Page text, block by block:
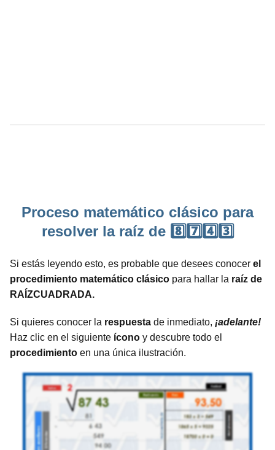
Proceso matemático clásico para
resolver la raíz de 8️⃣7️⃣4️⃣3️⃣
Si estás leyendo esto, es probable que desees conocer el
procedimiento matemático clásico para hallar la raíz de
RAÍZCUADRADA.
Si quieres conocer la respuesta de inmediato, ¡adelante!
Haz clic en el siguiente ícono y descubre todo el
procedimiento en una única ilustración.